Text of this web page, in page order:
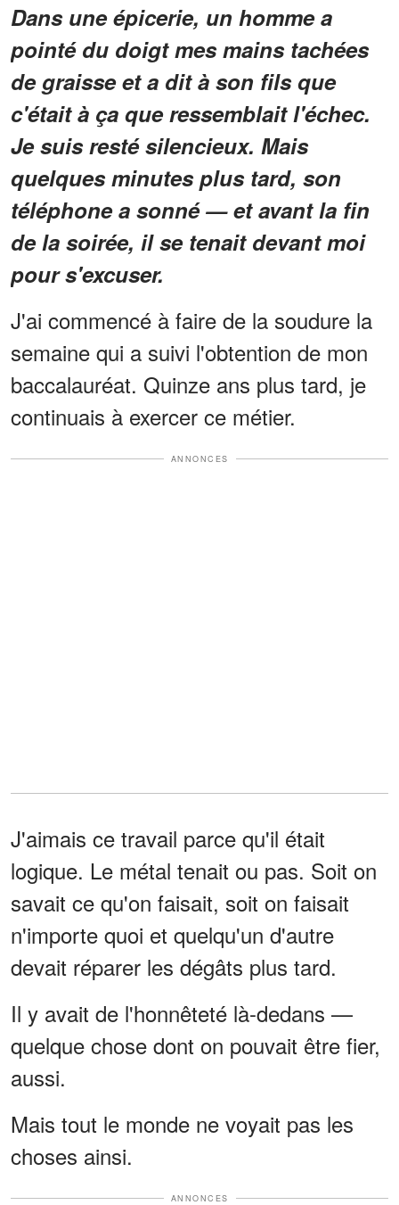
Dans une épicerie, un homme a
pointé du doigt mes mains tachées
de graisse et a dit à son fils que
c'était à ça que ressemblait l'échec.
Je suis resté silencieux. Mais
quelques minutes plus tard, son
téléphone a sonné — et avant la fin
de la soirée, il se tenait devant moi
pour s'excuser.
J'ai commencé à faire de la soudure la
semaine qui a suivi l'obtention de mon
baccalauréat. Quinze ans plus tard, je
continuais à exercer ce métier.
ANNONCES
J'aimais ce travail parce qu'il était
logique. Le métal tenait ou pas. Soit on
savait ce qu'on faisait, soit on faisait
n'importe quoi et quelqu'un d'autre
devait réparer les dégâts plus tard.
Il y avait de l'honnêteté là-dedans —
quelque chose dont on pouvait être fier,
aussi.
Mais tout le monde ne voyait pas les
choses ainsi.
ANNONCES